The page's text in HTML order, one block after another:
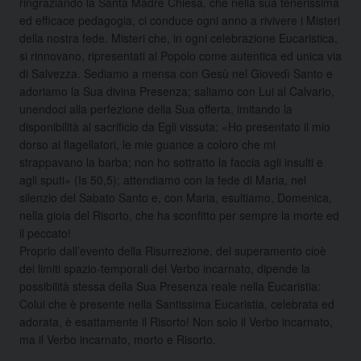
ed efficace pedagogia, ci conduce ogni anno a rivivere i Misteri
della nostra fede. Misteri che, in ogni celebrazione Eucaristica,
si rinnovano, ripresentati al Popolo come autentica ed unica via
di Salvezza. Sediamo a mensa con Gesù nel Giovedì Santo e
adoriamo la Sua divina Presenza; saliamo con Lui al Calvario,
unendoci alla perfezione della Sua offerta, imitando la
disponibilità al sacrificio da Egli vissuta: «Ho presentato il mio
dorso ai flagellatori, le mie guance a coloro che mi
strappavano la barba; non ho sottratto la faccia agli insulti e
agli sputi» (Is 50,5); attendiamo con la fede di Maria, nel
silenzio del Sabato Santo e, con Maria, esultiamo, Domenica,
nella gioia del Risorto, che ha sconfitto per sempre la morte ed
il peccato!
Proprio dall’evento della Risurrezione, del superamento cioè
dei limiti spazio-temporali del Verbo incarnato, dipende la
possibilità stessa della Sua Presenza reale nella Eucaristia:
Colui che è presente nella Santissima Eucaristia, celebrata ed
adorata, è esattamente il Risorto! Non solo il Verbo incarnato,
ma il Verbo incarnato, morto e Risorto.